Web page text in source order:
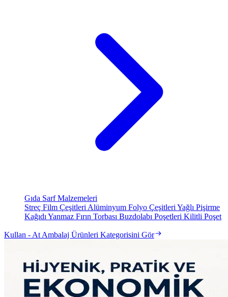
Gıda Sarf Malzemeleri
Streç Film Çeşitleri Alüminyum Folyo Çeşitleri Yağlı Pişirme
Kağıdı Yanmaz Fırın Torbası Buzdolabı Poşetleri Kilitli Poşet
Kullan - At Ambalaj Ürünleri Kategorisini Gör